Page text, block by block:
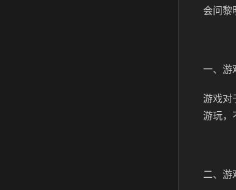
会问黎
一、游
游戏对
游玩，
二、游